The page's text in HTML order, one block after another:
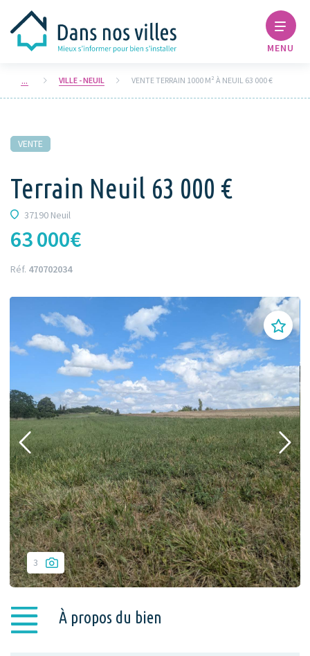
MENU
VILLE - NEUIL VENTE TERRAIN 1000 M² À NEUIL 63 000 €
VENTE
Terrain Neuil 63 000 €
37190 Neuil
63 000€
Réf. 470702034
3
À propos du bien